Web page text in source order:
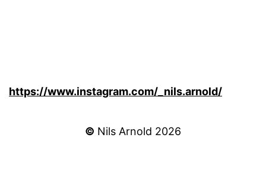
https://www.instagram.com/_nils.arnold/
© Nils Arnold 2026